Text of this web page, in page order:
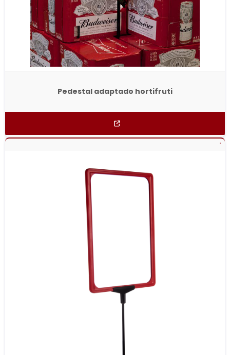
Pedestal adaptado hortifruti